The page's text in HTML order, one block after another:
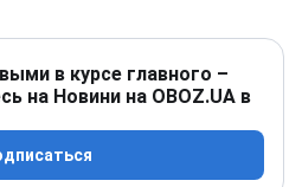
в курсе главного –
на Новини на OBOZ.UA в